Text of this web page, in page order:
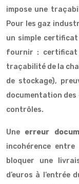
impose une
Pour les gaz
un simple
fournir : certificat
traçabilité de la
de stockage),
documentation des
contrôles.
Une erreur
incohérence
bloquer une
d’euros à l’entrée